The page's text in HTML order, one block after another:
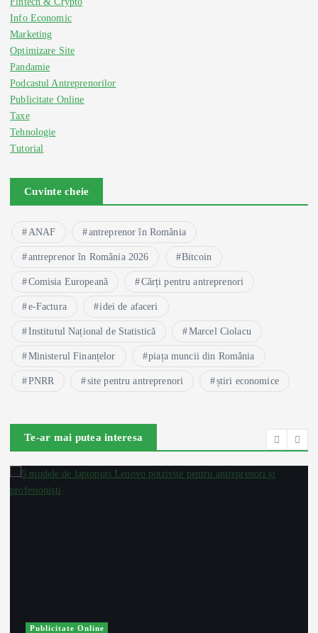
Info Economic
Marketing
Optimizare Site
Pandamie
Podcastul Antreprenorilor
Publicitate Online
Taxe
Tehnologie
Tutorial
Cuvinte cheie
ANAF antreprenor în România
antreprenor în România 2026 Bitcoin
Comisia Europeană Cărți pentru antreprenori
e-Factura idei de afaceri
Institutul Național de Statistică Marcel Ciolacu
Ministerul Finanțelor piața muncii din România
PNRR site pentru antreprenori știri economice
Te-ar mai putea interesa
Publicitate Online